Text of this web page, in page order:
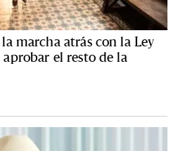
marcha atrás con la Ley
el resto de la